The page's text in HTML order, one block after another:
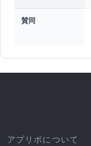
賛同
アプリポについて